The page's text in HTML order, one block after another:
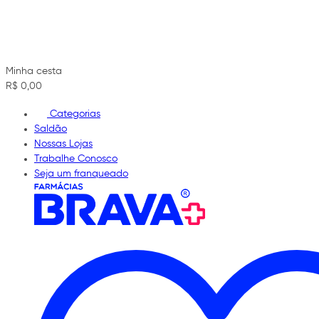
Minha cesta
R$ 0,00
Categorias
Saldão
Nossas Lojas
Trabalhe Conosco
Seja um franqueado